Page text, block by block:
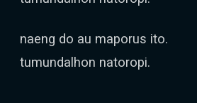
naeng do au maporus ito.
tumundalhon natoropi.